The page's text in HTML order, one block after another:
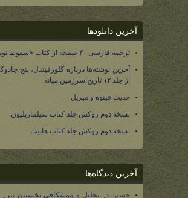
آخرین دانلودها
ترجمه فارسی ۴۰ صفحه از کتاب «سقوط نومه‌نور»
آخرین نوشته‌ها درباره گلورفیندل، پنج
از جلد ۱۲ تاریخ سرزمین میانه
حدیث فینوه و میریل
نسخه دوم روکش جلد کتاب سیلماریلیون
نسخه دوم روکش جلد کتاب هابیت
آخرین دیدگاه‌ها
حسین در تحلیل و موشکافی نخستین